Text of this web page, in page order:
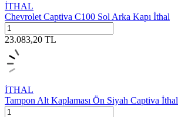
İTHAL
Chevrolet Captiva C100 Sol Arka Kapı İthal
23.083,20 TL
İTHAL
Tampon Alt Kaplaması Ön Siyah Captiva İthal